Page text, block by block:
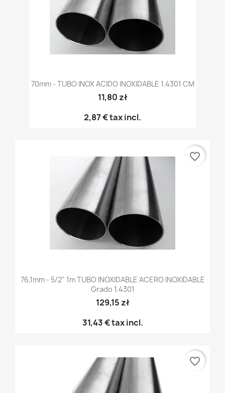
70mm - TUBO INOX ACIDO INOXIDABLE 1.4301 CM
11,80 zł
2,87 €tax incl.
76,1mm - 5/2" 1m TUBO INOXIDABLE ACERO INOXIDABLE
Grado 1.4301
129,15 zł
31,43 €tax incl.
favorite_border
favorite_border